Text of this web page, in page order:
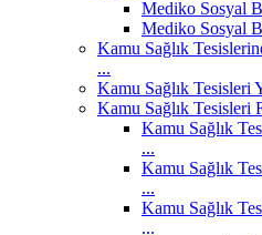
Mediko Sosyal
Mediko Sosyal
Kamu Sağlık
...
Kamu Sağlık Tesisleri
Kamu Sağlık Tesisleri
Kamu Sağlık
...
Kamu Sağlık
...
Kamu Sağlık
...